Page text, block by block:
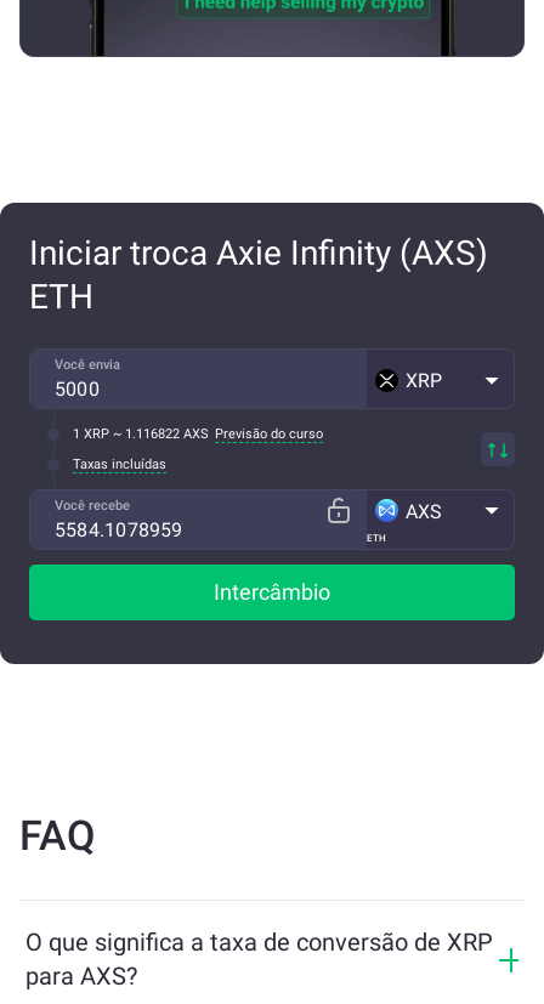
Iniciar troca Axie Infinity (AXS)
ETH
Você envia
XRP
1 XRP ~ 1.116822 AXS Previsão do curso
Taxas incluídas
Você recebe
ETH
AXS
Intercâmbio
FAQ
O que significa a taxa de conversão de XRP
para AXS?